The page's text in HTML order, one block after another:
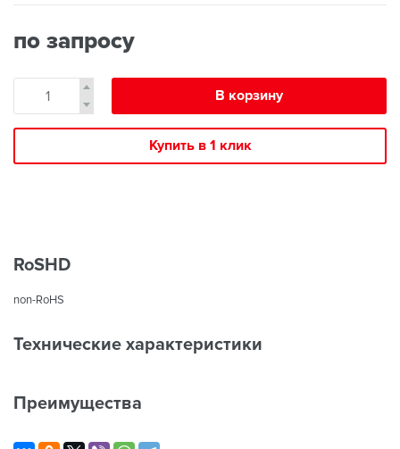
по запросу
В корзину
Купить в 1 клик
RoSHD
non-RoHS
Технические характеристики
Преимущества